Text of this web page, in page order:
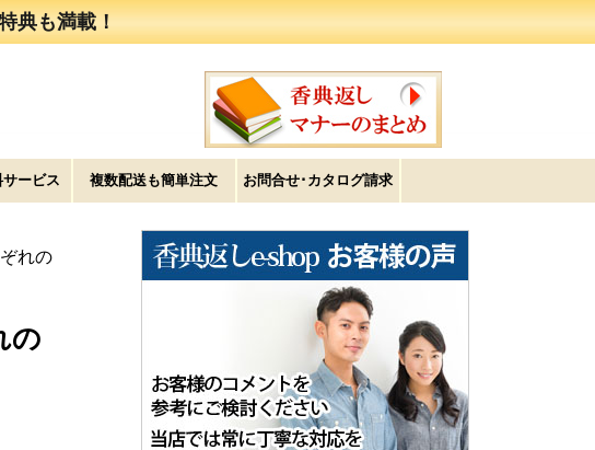
典も満載！
ービス 複数配送も簡単注文 お問合せ･カタログ請求
れの
の